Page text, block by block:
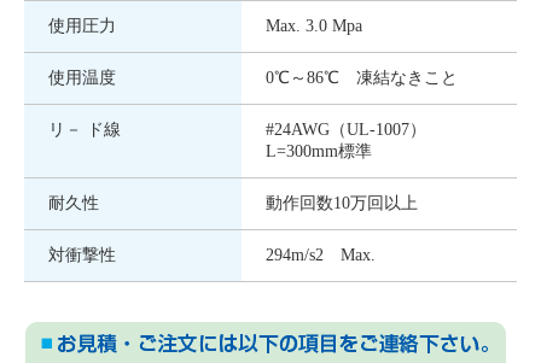
使用圧力 Max. 3.0 Mpa
使用温度 0℃～86℃ 凍結なきこと
リ－ ド線
#24AWG（UL-1007）
L=300mm標準
耐久性 動作回数10万回以上
対衝撃性 294m/s2 Max.